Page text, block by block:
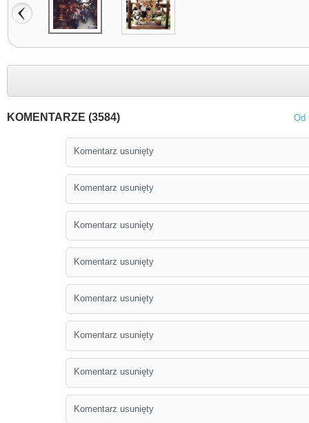
KOMENTARZE (3584) Od
Komentarz usunięty
Komentarz usunięty
Komentarz usunięty
Komentarz usunięty
Komentarz usunięty
Komentarz usunięty
Komentarz usunięty
Komentarz usunięty